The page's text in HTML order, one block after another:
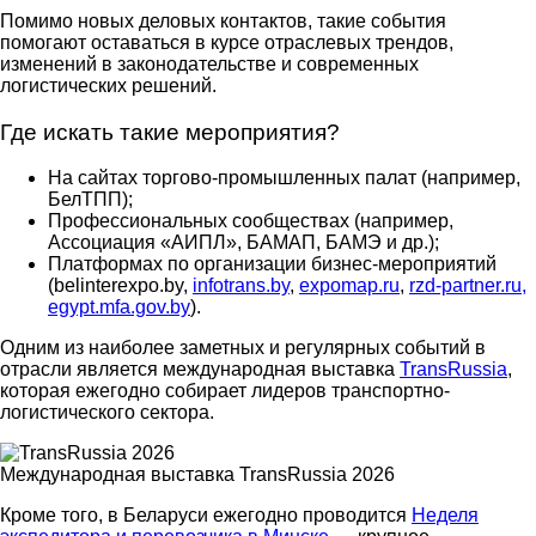
Помимо новых деловых контактов, такие события
помогают оставаться в курсе отраслевых трендов,
изменений в законодательстве и современных
логистических решений.
Где искать такие мероприятия?
На сайтах торгово-промышленных палат (например,
БелТПП);
Профессиональных сообществах (например,
Ассоциация «АИПЛ», БАМАП, БАМЭ и др.);
Платформах по организации бизнес-мероприятий
(belinterexpo.by, infotrans.by, expomap.ru, rzd-partner.ru,
egypt.mfa.gov.by).
Одним из наиболее заметных и регулярных событий в
отрасли является международная выставка TransRussia,
которая ежегодно собирает лидеров транспортно-
логистического сектора.
Международная выставка TransRussia 2026
Кроме того, в Беларуси ежегодно проводится Неделя